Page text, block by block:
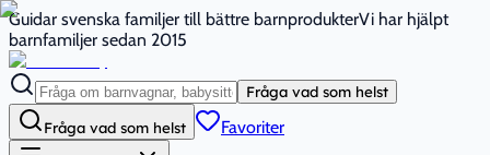
Guidar svenska familjer till bättre barnprodukterVi har hjälpt
barnfamiljer sedan 2015
Fråga vad som helst
Fråga vad som helst Favoriter